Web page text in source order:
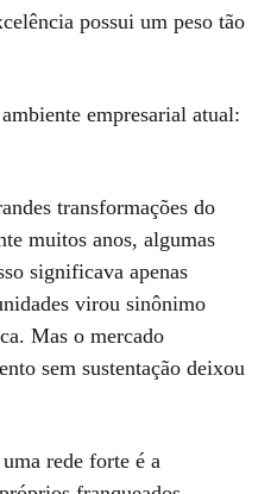
possui um peso tão
empresarial atual:
transformações do
muitos anos, algumas
significava apenas
virou sinônimo
Mas o mercado
sem sustentação deixou
rede forte é a